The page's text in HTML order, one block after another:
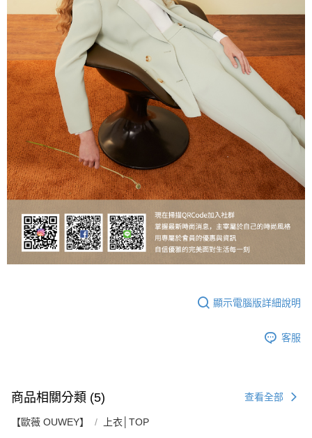
顯示電腦版詳細說明
客服
商品相關分類 (5) 查看全部
【歐薇 OUWEY】 上衣│TOP